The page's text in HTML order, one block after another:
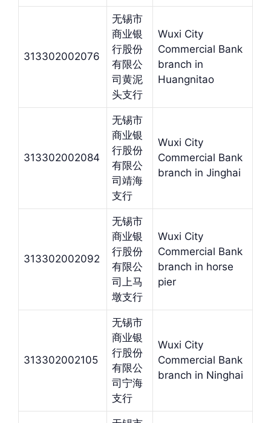
313302002076
无锡市
商业银
行股份
有限公
司黄泥
头支行
Wuxi City
Commercial Bank
branch in
Huangnitao
313302002084
无锡市
商业银
行股份
有限公
司靖海
支行
Wuxi City
Commercial Bank
branch in Jinghai
313302002092
无锡市
商业银
行股份
有限公
司上马
墩支行
Wuxi City
Commercial Bank
branch in horse
pier
313302002105
无锡市
商业银
行股份
有限公
司宁海
支行
Wuxi City
Commercial Bank
branch in Ninghai